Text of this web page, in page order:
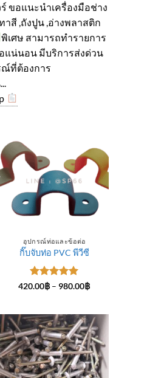
ขอแนะนำเครื่องมือช่าง
สี ,ถังปูน ,อ่างพลาสติก
พิเศษ สามารถทำรายการ
แน่นอน มีบริการส่งด่วน
ณ์ที่ต้องการ
฿
อุปกรณ์ท่อและข้อต่อ
กิ๊บจับท่อ PVC พีวีซี
ให้คะแนน
420.00฿ – 980.00฿Price
980.00฿